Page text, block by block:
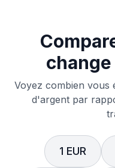
Voyez combien vous
d'argent par
1 EUR